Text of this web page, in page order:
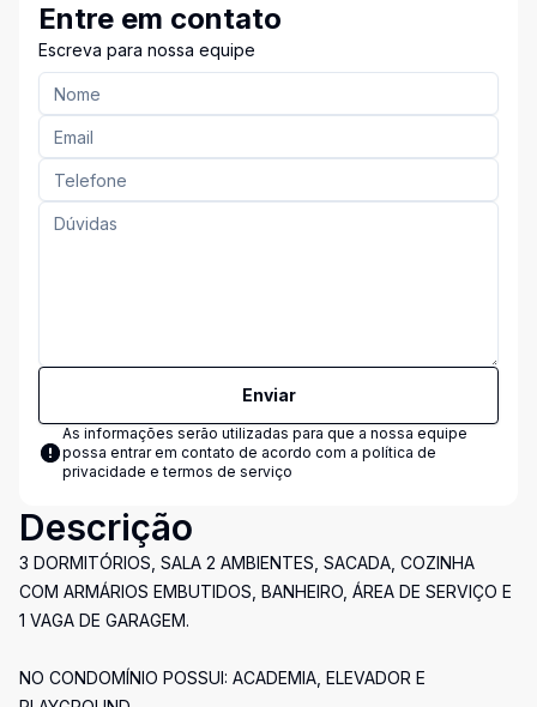
Entre em contato
Escreva para nossa equipe
Enviar
As informações serão utilizadas para que a nossa equipe
possa entrar em contato de acordo com a política de
privacidade e termos de serviço
Descrição
3 DORMITÓRIOS, SALA 2 AMBIENTES, SACADA, COZINHA
COM ARMÁRIOS EMBUTIDOS, BANHEIRO, ÁREA DE SERVIÇO E
1 VAGA DE GARAGEM.
NO CONDOMÍNIO POSSUI: ACADEMIA, ELEVADOR E